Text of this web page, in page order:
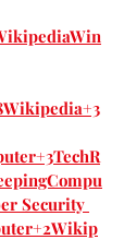
Win
Wikipedia+3
TechR
Security
Wikip